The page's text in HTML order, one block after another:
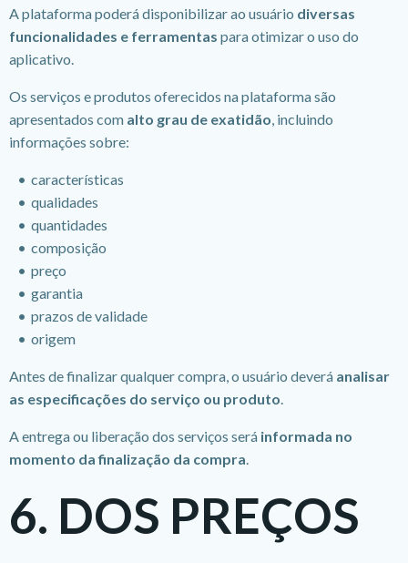
A plataforma poderá disponibilizar ao usuário diversas
funcionalidades e ferramentas para otimizar o uso do
aplicativo.
Os serviços e produtos oferecidos na plataforma são
apresentados com alto grau de exatidão, incluindo
informações sobre:
características
qualidades
quantidades
composição
preço
garantia
prazos de validade
origem
Antes de finalizar qualquer compra, o usuário deverá analisar
as especificações do serviço ou produto.
A entrega ou liberação dos serviços será informada no
momento da finalização da compra.
6. DOS PREÇOS